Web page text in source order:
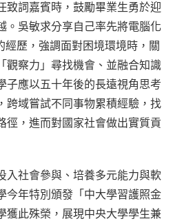
致詞嘉賓時，鼓勵畢業生勇於迎
。吳敏求分享自己率先將電腦化
經歷，強調面對困境環境時，關
觀察力」尋找機會、並融合知識
子應以五十年後的長遠視角思考
跨域嘗試不同事物累積經驗，找
徑，進而對國家社會做出實質貢
入社會參與、培養多元能力與軟
今年特別頒發「中大學習護照金
獲此殊榮，展現中央大學學生兼